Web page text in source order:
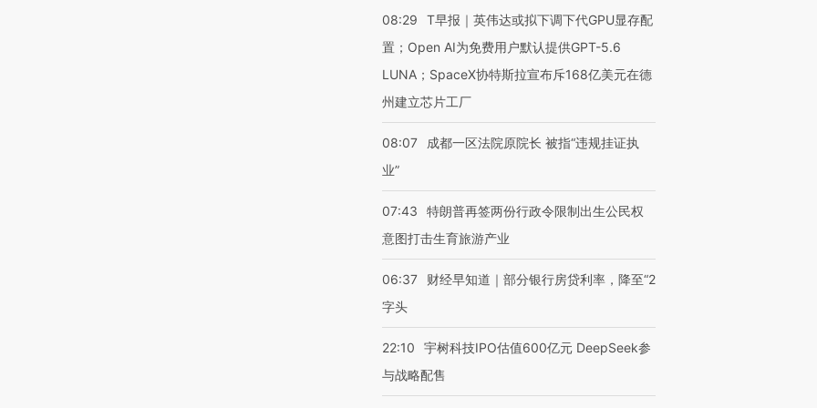
08:29
T早报｜英伟达或拟下调下代GPU显存配
置；Open AI为免费用户默认提供GPT-5.6
LUNA；SpaceX协特斯拉宣布斥168亿美元在德
州建立芯片工厂
08:07
成都一区法院原院长 被指“违规挂证执
业”
07:43
特朗普再签两份行政令限制出生公民权
意图打击生育旅游产业
06:37
财经早知道｜部分银行房贷利率，降至“2
字头
22:10
宇树科技IPO估值600亿元 DeepSeek参
与战略配售